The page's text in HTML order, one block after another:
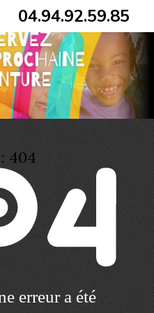
04.94.92.59.85
404
erreur a été